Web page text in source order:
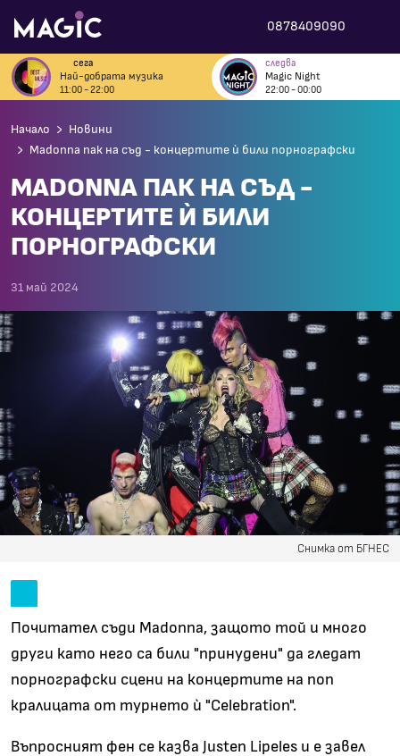
0878409090
сега
Най-добрата музика
11:00 - 22:00
следва
Magic Night
22:00 - 00:00
Начало
Новини
Madonna пак на съд - концертите ѝ били порнографски
MADONNA ПАК НА СЪД -
КОНЦЕРТИТЕ Ѝ БИЛИ
ПОРНОГРАФСКИ
31 май 2024
Снимка от БГНЕС
Почитател съди Madonna, защото той и много
други като него са били "принудени" да гледат
порнографски сцени на концертите на поп
кралицата от турнето ѝ "Celebration".
Въпросният фен се казва Justen Lipeles и е завел